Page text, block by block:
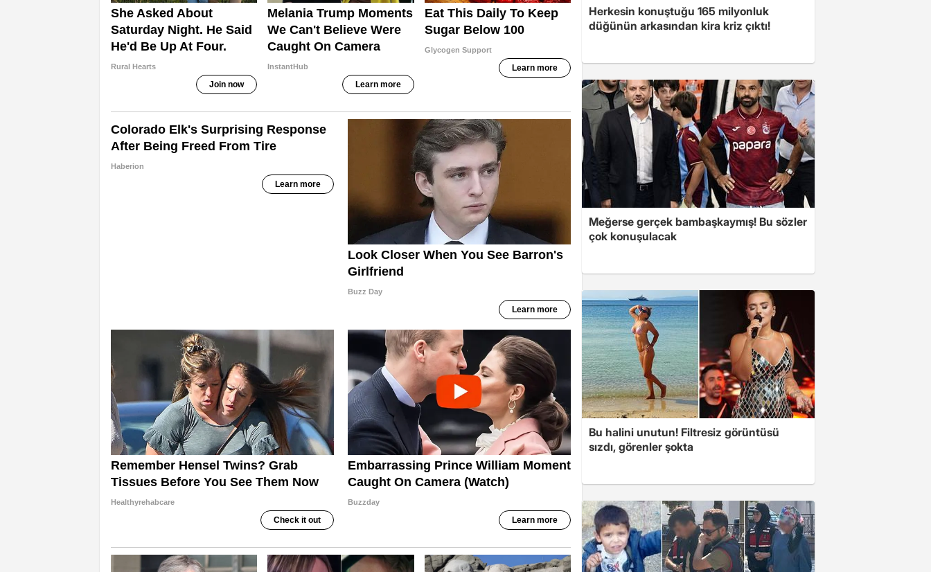
Herkesin konuştuğu 165 milyonluk
düğünün arkasından kira kriz çıktı!
Meğerse gerçek bambaşkaymış! Bu sözler
çok konuşulacak
Bu halini unutun! Filtresiz görüntüsü
sızdı, görenler şokta